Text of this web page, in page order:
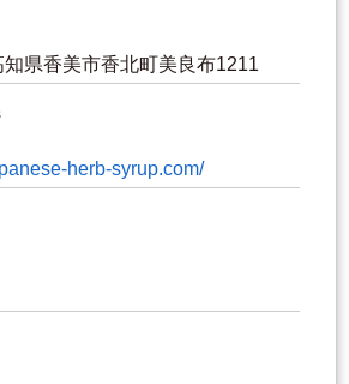
県香美市香北町美良布1211
herb-syrup.com/